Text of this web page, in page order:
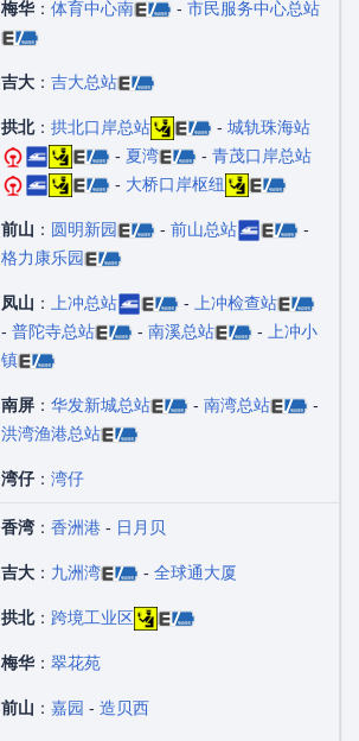
梅华： 体育中心南 - 市民服务中心总站
吉大 ： 吉大总站
拱北： 拱北口岸总站 - 城轨珠海站
- 夏湾 - 青茂口岸总站
- 大桥口岸枢纽
前山 ： 圆明新园 - 前山总站
-
格力康乐园
凤山 ： 上冲总站 -
上冲检查站
- 普陀寺总站 - 南溪总站 -
上冲小
镇
南屏 ： 华发新城总站 - 南湾总站
-
洪湾渔港总站
湾仔 ： 湾仔
香湾 ： 香洲港 - 日月贝
吉大 ： 九洲湾 - 全球通大厦
拱北： 跨境工业区
梅华： 翠花苑
前山 ： 嘉园 - 造贝西